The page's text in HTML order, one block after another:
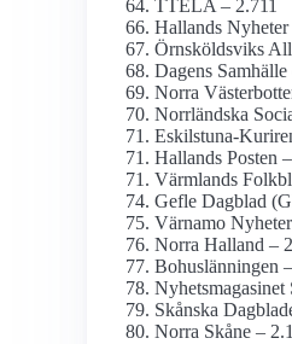
TTELA – 2.711
Hallands
Örnsköldsviks
Dagens
Norra
Norrländska
Eskilstuna-
Hallands Posten
Värmlands
Gefle Dagblad
Värnamo
Norra Halland –
Bohuslänningen
Nyhetsmagasinet
Skånska
Norra Skåne –